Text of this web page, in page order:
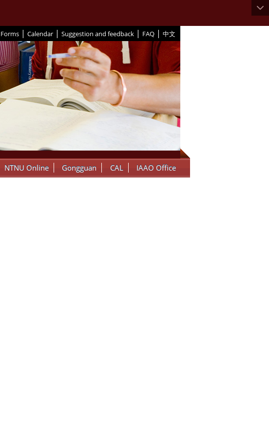
Forms | Calendar | Suggestion and feedback | FAQ | 中文
NTNU Online Gongguan CAL IAAO Office